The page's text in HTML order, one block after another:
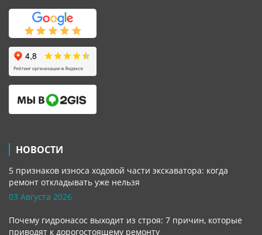
НОВОСТИ
5 признаков износа ходовой части экскаватора: когда
ремонт откладывать уже нельзя
03 Августа 2026
Почему гидронасос выходит из строя: 7 причин, которые
приводят к дорогостоящему ремонту